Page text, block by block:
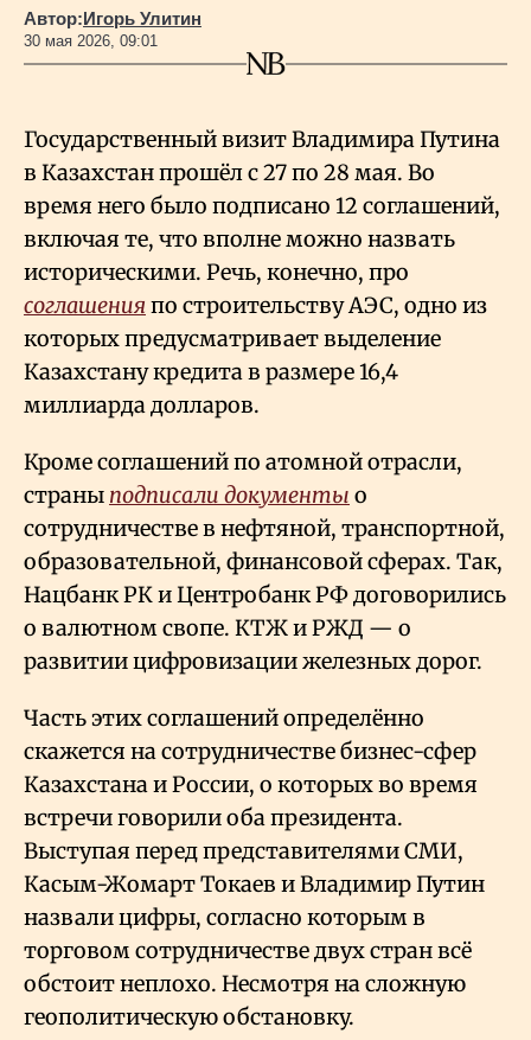
Life & Arts
Все новости
Автор:Игорь Улитин
30 мая 2026, 09:01
Государственный визит Владимира Путина
в Казахстан прошёл с 27 по 28 мая. Во
время него было подписано 12 соглашений,
включая те, что вполне можно назвать
историческими. Речь, конечно, про
соглашения по строительству АЭС, одно из
которых предусматривает выделение
Казахстану кредита в размере 16,4
миллиарда долларов.
Кроме соглашений по атомной отрасли,
страны подписали документы о
сотрудничестве в нефтяной, транспортной,
образовательной, финансовой сферах. Так,
Нацбанк РК и Центробанк РФ договорились
о валютном свопе. КТЖ и РЖД — о
развитии цифровизации железных дорог.
Часть этих соглашений определённо
скажется на сотрудничестве бизнес-сфер
Казахстана и России, о которых во время
встречи говорили оба президента.
Выступая перед представителями СМИ,
Касым-Жомарт Токаев и Владимир Путин
назвали цифры, согласно которым в
торговом сотрудничестве двух стран всё
обстоит неплохо. Несмотря на сложную
геополитическую обстановку.